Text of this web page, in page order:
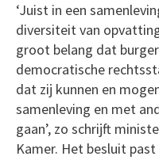
‘Juist in een
diversiteit van
groot belang dat
democratische
dat zij kunnen en
samenleving en met
gaan’, zo schrijft
Kamer. Het besluit